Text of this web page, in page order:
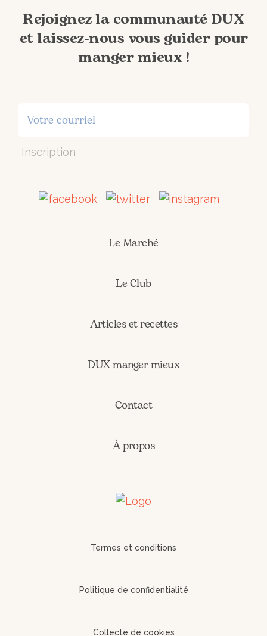
Rejoignez la communauté DUX
et laissez-nous vous guider pour
manger mieux !
Inscription
Le Marché
Le Club
Articles et recettes
DUX manger mieux
Contact
À propos
Termes et conditions
Politique de confidentialité
Collecte de cookies